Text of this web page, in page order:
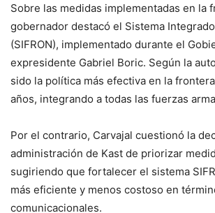
Sobre las medidas implementadas en la
gobernador destacó el Sistema
(SIFRON), implementado durante el
expresidente Gabriel Boric. Según la
sido la política más efectiva en la
años, integrando a todas las fuerzas
Por el contrario, Carvajal cuestionó la
administración de Kast de priorizar
sugiriendo que fortalecer el sistema
más eficiente y menos costoso en
comunicacionales.